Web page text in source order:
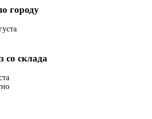
городу
со склада